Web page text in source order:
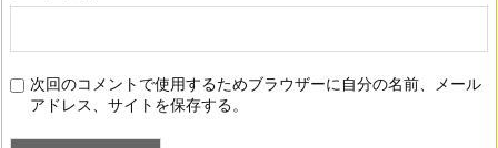
次回のコメントで使用するためブラウザーに自分の名前、メール
アドレス、サイトを保存する。